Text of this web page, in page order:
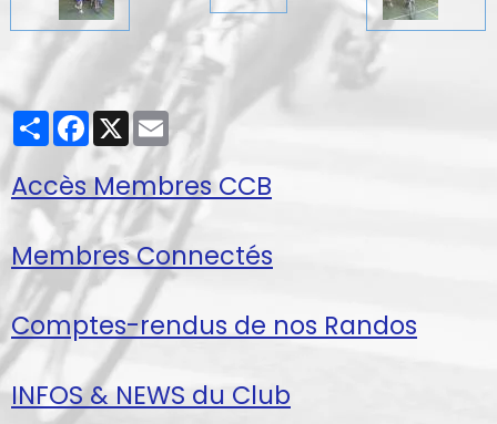
PartagerFacebook
X Email
Accès Membres CCB
Membres Connectés
Comptes-rendus de nos Randos
INFOS & NEWS du Club